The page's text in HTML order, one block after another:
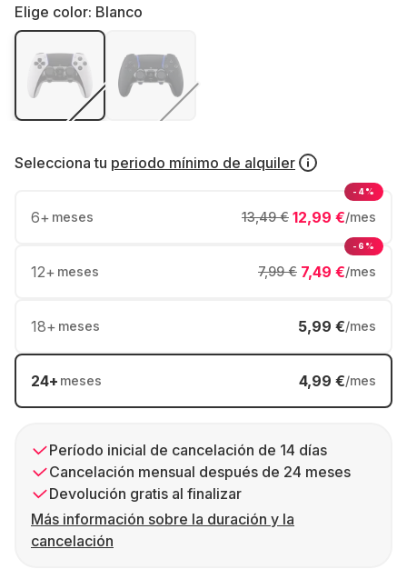
Elige color: Blanco
Selecciona tu periodo mínimo de alquiler
6+ meses 12,99 €/mes
13,49 €
-4%
12+ meses 7,49 €/mes
7,99 €
-6%
18+ meses 5,99 €/mes
24+ meses 4,99 €/mes
Período inicial de cancelación de 14 días
Cancelación mensual después de 24 meses
Devolución gratis al finalizar
Más información sobre la duración y la
cancelación